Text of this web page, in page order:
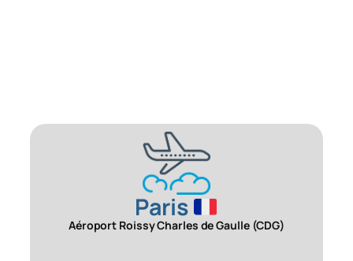
Paris
Aéroport Roissy Charles de Gaulle (CDG)